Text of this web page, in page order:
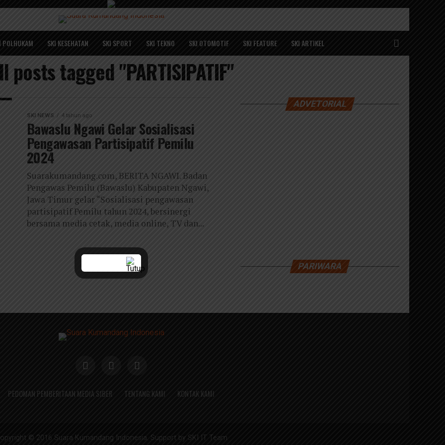
POLHUKAM SKI KESEHATAN SKI SPORT SKI TEKNO SKI OTOMOTIF SKI FEATURE SKI ARTIKEL
posts tagged "PARTISIPATIF"
SKI NEWS 4 tahun ago
Bawaslu Ngawi Gelar Sosialisasi
Pengawasan Partisipatif Pemilu
2024
Suarakumandang.com, BERITA NGAWI. Badan
Pengawas Pemilu (Bawaslu) Kabupaten Ngawi,
Jawa Timur gelar “Sosialisasi pengawasan
partisipatif Pemilu tahun 2024, bersinergi
bersama media cetak, media online, TV dan...
ADVETORIAL
PARIWARA
PEDOMAN PEMBERITAAN MEDIA SIBER TENTANG KAMI KONTAK KAMI
© 2016 Suara Kumandang Indonesia. Support by SKI IT Team